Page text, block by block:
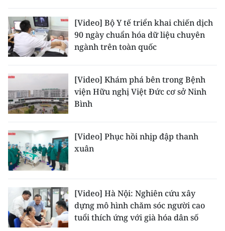
中文
FRANÇAIS
РУССКИЙ
ESPAÑOL
[Video] Bộ Y tế triển khai chiến dịch
90 ngày chuẩn hóa dữ liệu chuyên
ngành trên toàn quốc
[Video] Khám phá bên trong Bệnh
viện Hữu nghị Việt Đức cơ sở Ninh
Bình
[Video] Phục hồi nhịp đập thanh
xuân
[Video] Hà Nội: Nghiên cứu xây
dựng mô hình chăm sóc người cao
tuổi thích ứng với già hóa dân số